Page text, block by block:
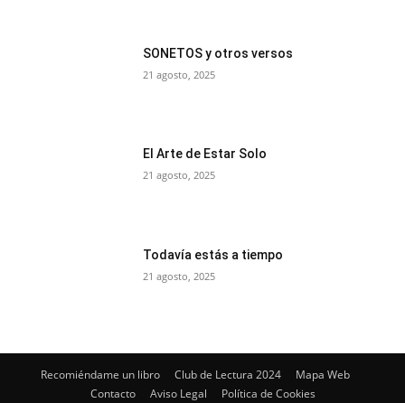
SONETOS y otros versos
21 agosto, 2025
El Arte de Estar Solo
21 agosto, 2025
Todavía estás a tiempo
21 agosto, 2025
Recomiéndame un libro Club de Lectura 2024
Mapa Web
Contacto
Aviso Legal Política de Cookies